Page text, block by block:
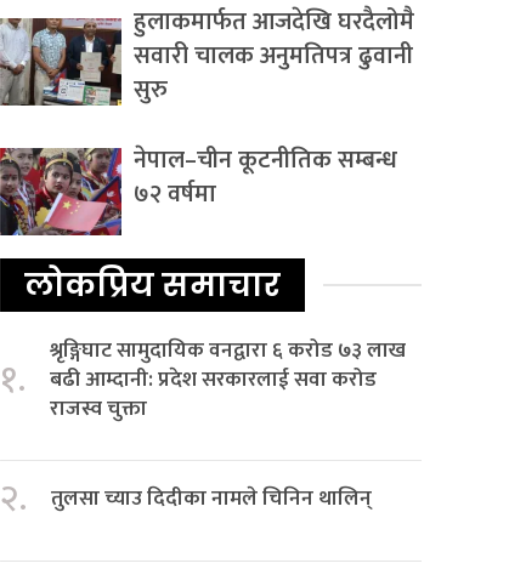
हुलाकमार्फत आजदेखि घरदैलोमै
सवारी चालक अनुमतिपत्र ढुवानी
सुरु
नेपाल–चीन कूटनीतिक सम्बन्ध
७२ वर्षमा
लोकप्रिय समाचार
१.
श्रृङ्गिघाट सामुदायिक वनद्वारा ६ करोड ७३ लाख
बढी आम्दानी: प्रदेश सरकारलाई सवा करोड
राजस्व चुक्ता
२. तुलसा च्याउ दिदीका नामले चिनिन थालिन्